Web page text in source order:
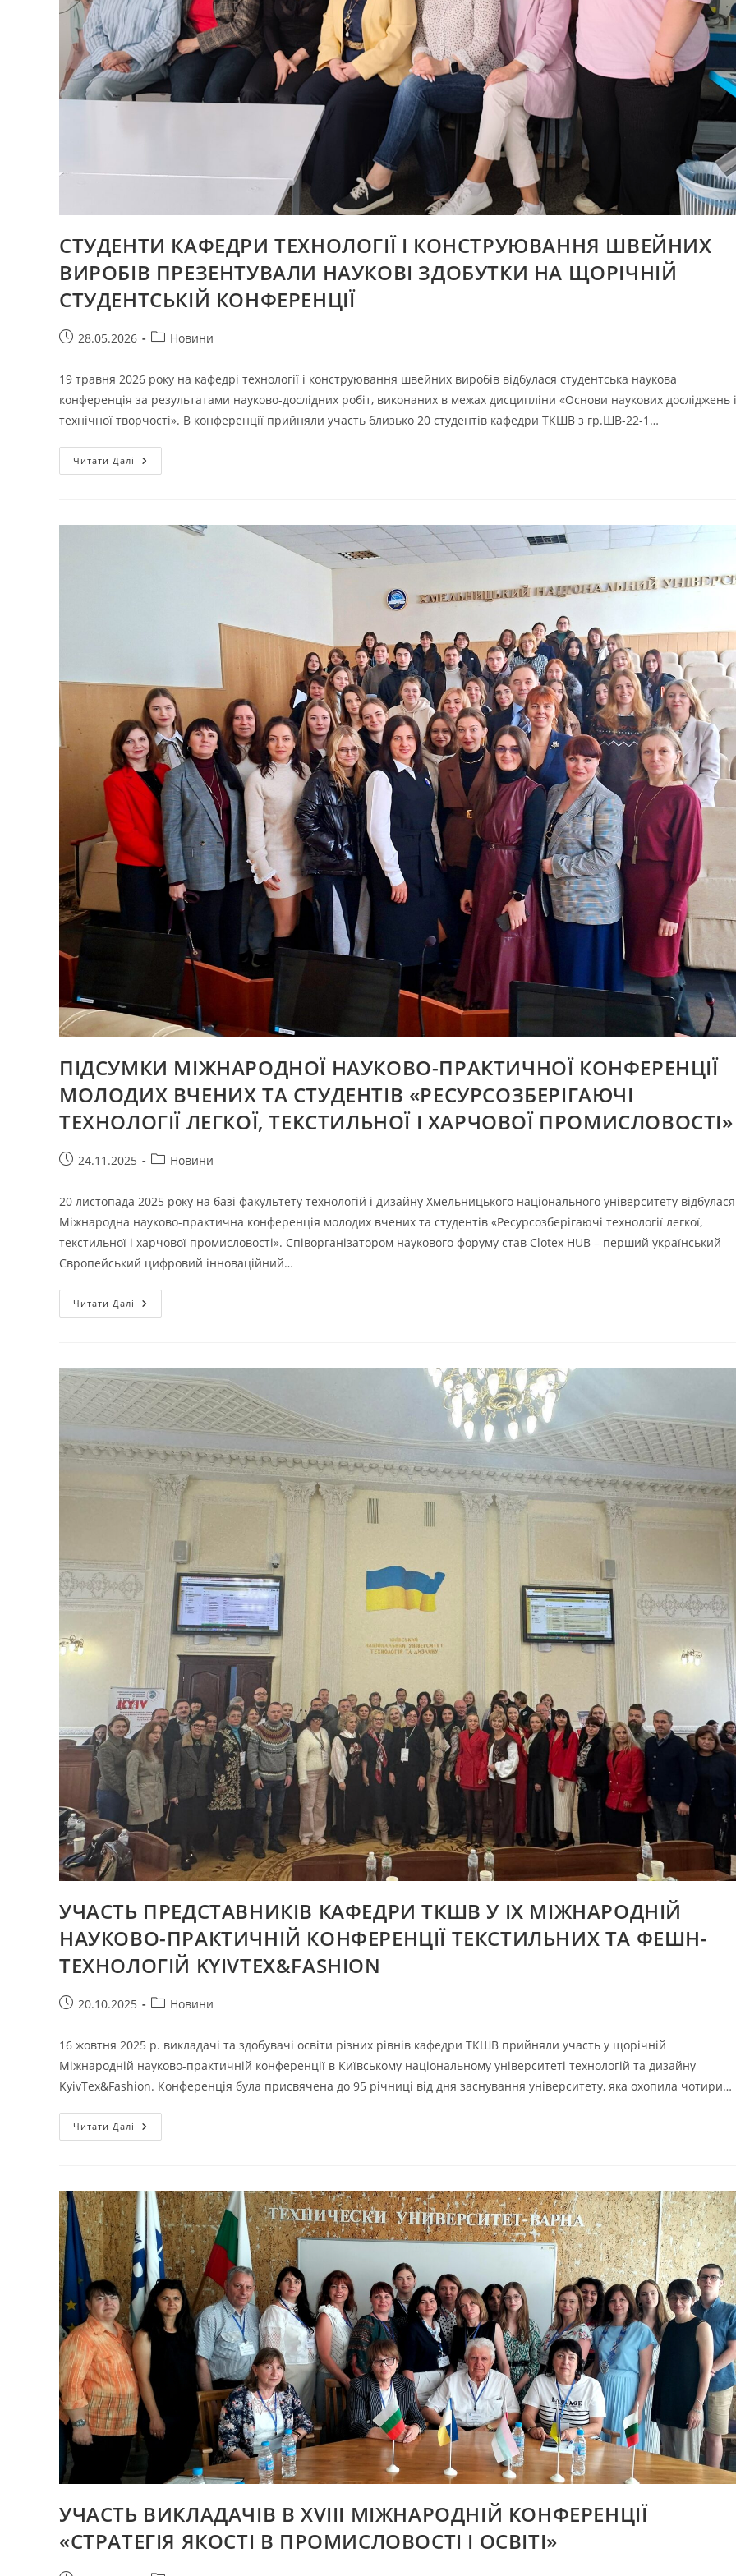
СТУДЕНТИ КАФЕДРИ ТЕХНОЛОГІЇ І КОНСТРУЮВАННЯ ШВЕЙНИХ
ВИРОБІВ ПРЕЗЕНТУВАЛИ НАУКОВІ ЗДОБУТКИ НА ЩОРІЧНІЙ
СТУДЕНТСЬКІЙ КОНФЕРЕНЦІЇ
Запис28.05.2026
Категорія
Новини
19 травня 2026 року на кафедрі технології і конструювання швейних виробів відбулася студентська наукова
конференція за результатами науково-дослідних робіт, виконаних в межах дисципліни «Основи наукових досліджень і
технічної творчості». В конференції прийняли участь близько 20 студентів кафедри ТКШВ з гр.ШВ-22-1…
Читати Далі СТУДЕНТИ
КАФЕДРИ
ВИРОБІВ
ПРЕЗЕНТУВАЛИ
ПІДСУМКИ МІЖНАРОДНОЇ НАУКОВО-ПРАКТИЧНОЇ КОНФЕРЕНЦІЇ
МОЛОДИХ ВЧЕНИХ ТА СТУДЕНТІВ «РЕСУРСОЗБЕРІГАЮЧІ
ТЕХНОЛОГІЇ ЛЕГКОЇ, ТЕКСТИЛЬНОЇ І ХАРЧОВОЇ ПРОМИСЛОВОСТІ»
Запис24.11.2025
Категорія
Новини
20 листопада 2025 року на базі факультету технологій і дизайну Хмельницького національного університету відбулася
Міжнародна науково-практична конференція молодих вчених та студентів «Ресурсозберігаючі технології легкої,
текстильної і харчової промисловості». Співорганізатором наукового форуму став Clotex HUB – перший український
Європейський цифровий інноваційний…
Читати Далі ПІДСУМКИ
МІЖНАРОДНОЇ
ВЧЕНИХ
ТА
СТУДЕНТІВ
«РЕСУРСОЗБЕРІГАЮЧІ
ТЕХНОЛОГІЇ
ЛЕГКОЇ,
ТЕКСТИЛЬНОЇ
І
ХАРЧОВОЇ
ПРОМИСЛОВОСТІ»
УЧАСТЬ ПРЕДСТАВНИКІВ КАФЕДРИ ТКШВ У IХ МІЖНАРОДНІЙ
НАУКОВО-ПРАКТИЧНІЙ КОНФЕРЕНЦІЇ ТЕКСТИЛЬНИХ ТА ФЕШН-
ТЕХНОЛОГІЙ KYIVTEX&FASHION
Запис20.10.2025
Категорія
Новини
16 жовтня 2025 р. викладачі та здобувачі освіти різних рівнів кафедри ТКШВ прийняли участь у щорічній
Міжнародній науково-практичній конференції в Київському національному університеті технологій та дизайну
KyivTex&Fashion. Конференція була присвячена до 95 річниці від дня заснування університету, яка охопила чотири…
Читати Далі УЧАСТЬ
ПРЕДСТАВНИКІВ
МІЖНАРОДНІЙ
НАУКОВО-
ПРАКТИЧНІЙ
КОНФЕРЕНЦІЇ
ТЕКСТИЛЬНИХ
ТА
ФЕШН-
ТЕХНОЛОГІЙ
KYIVTEX&FASHION
УЧАСТЬ ВИКЛАДАЧІВ В XVIII МІЖНАРОДНІЙ КОНФЕРЕНЦІЇ
«СТРАТЕГІЯ ЯКОСТІ В ПРОМИСЛОВОСТІ І ОСВІТІ»